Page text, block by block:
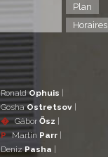
Plan
Horaires
RonaldOphuis |
GoshaOstretsov |
� Gábor Ősz |
P Martin Parr |
DenizPasha |